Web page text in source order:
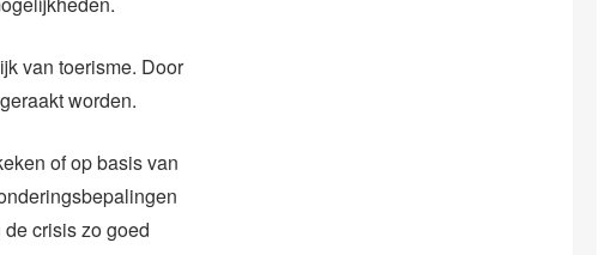
van toerisme. Door
worden.
of op basis van
crisis zo goed